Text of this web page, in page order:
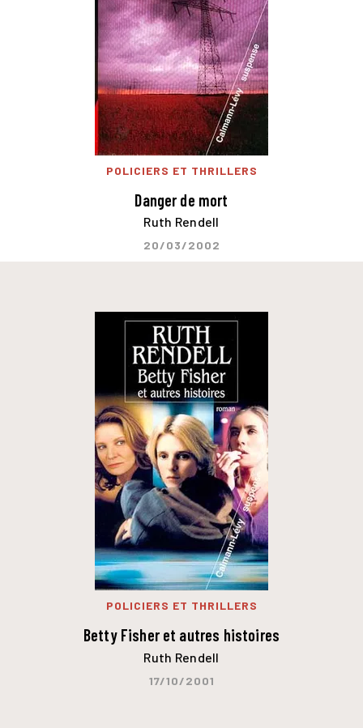
POLICIERS ET THRILLERS
Danger de mort
Ruth Rendell
20/03/2002
POLICIERS ET THRILLERS
Betty Fisher et autres histoires
Ruth Rendell
17/10/2001